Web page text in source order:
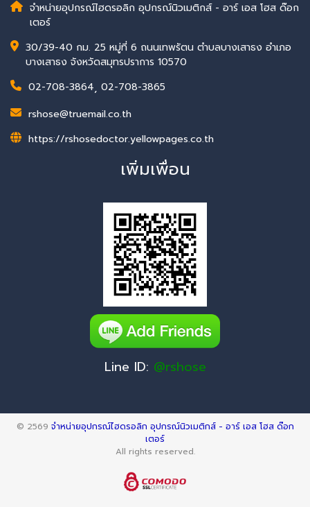
จำหน่ายอุปกรณ์ไฮดรอลิก อุปกรณ์นิวเมติกส์ - อาร์ เอส โฮส ด๊อก
เตอร์
30/39-40 กม. 25 หมู่ที่ 6 ถนนเทพรัตน ตำบลบางเสาธง อำเภอ
บางเสาธง จังหวัดสมุทรปราการ 10570
02-708-3864, 02-708-3865
rshose@truemail.co.th
https://rshosedoctor.yellowpages.co.th
เพิ่มเพื่อน
Line ID: @rshose
© 2569 จำหน่ายอุปกรณ์ไฮดรอลิก อุปกรณ์นิวเมติกส์ - อาร์ เอส โฮส ด๊อก
เตอร์
All rights reserved.